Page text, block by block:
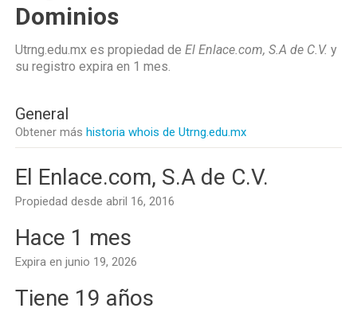
Dominios
Utrng.edu.mx es propiedad de El Enlace.com, S.A de C.V. y
su registro expira en 1 mes.
General
Obtener más historia whois de Utrng.edu.mx
El Enlace.com, S.A de C.V.
Propiedad desde abril 16, 2016
Hace 1 mes
Expira en junio 19, 2026
Tiene 19 años